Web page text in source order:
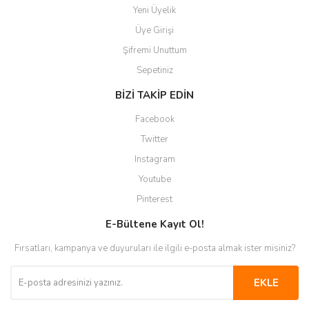
Yeni Üyelik
Üye Girişi
Şifremi Unuttum
Sepetiniz
BİZİ TAKİP EDİN
Facebook
Twitter
Instagram
Youtube
Pinterest
E-Bültene Kayıt Ol!
Fırsatları, kampanya ve duyuruları ile ilgili e-posta almak ister misiniz?
EKLE